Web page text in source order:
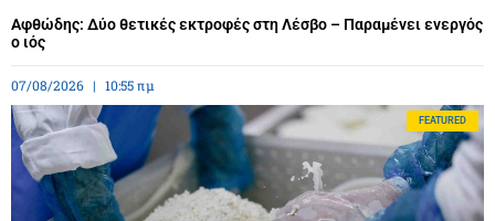
Αφθώδης: Δύο θετικές εκτροφές στη Λέσβο – Παραμένει ενεργός
ο ιός
07/08/2026 10:55 πμ
FEATURED